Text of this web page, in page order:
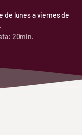
de lunes a viernes de
20min.